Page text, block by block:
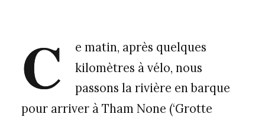
C
e matin, après quelques
kilomètres à vélo, nous
passons la rivière en barque
pour arriver à Tham None (‘Grotte